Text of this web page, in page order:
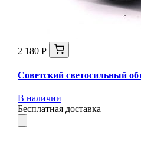
2 180 Р
Советский светосильный
В наличии
Бесплатная доставка